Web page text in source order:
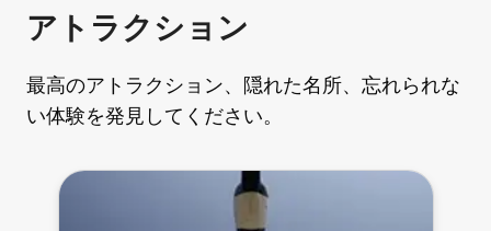
アトラクション
最高のアトラクション、隠れた名所、忘れられな
い体験を発見してください。